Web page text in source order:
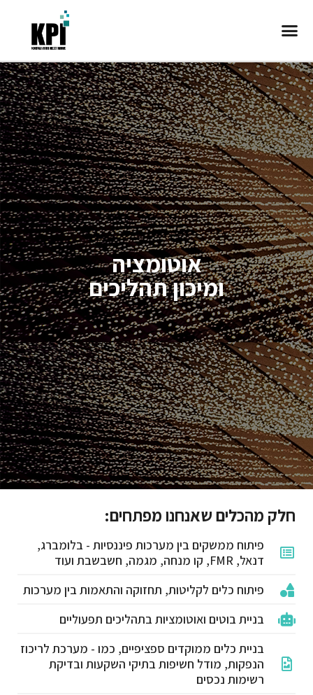
אוטומציה
ומיכון תהליכים
חלק מהכלים שאנחנו מפתחים:
פיתוח ממשקים בין מערכות פיננסיות - בלומברג,
דנאל, FMR, קו מנחה, מגמה, חשבשבת ועוד
פיתוח כלים לקליטות, תחזוקה והתאמות בין מערכות
בניית בוטים ואוטומציות בתהליכים תפעוליים
בניית כלים ממוקדים ספציפיים, כמו - מערכת לריכוז
הנפקות, מודל חשיפות בתיקי השקעות ובדיקת
רשימות נכסים